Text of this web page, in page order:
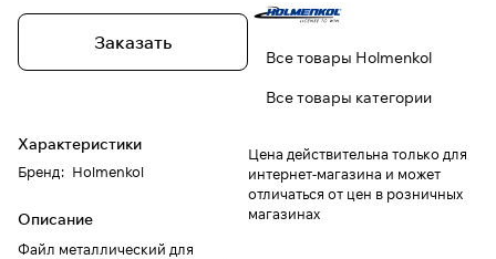
Заказать
Характеристики
Бренд: Holmenkol
Описание
Файл металлический для
Все товары Holmenkol
Все товары категории
Цена действительна только для
интернет-магазина и может
отличаться от цен в розничных
магазинах